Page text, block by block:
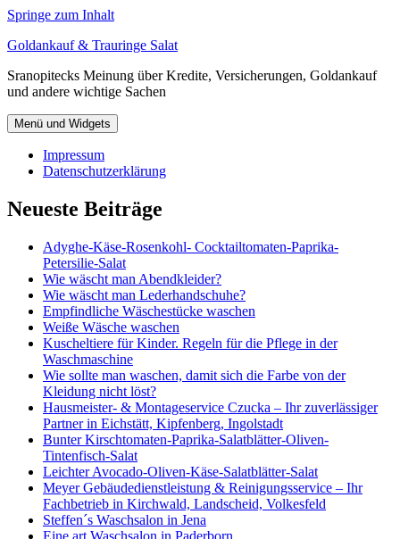
Springe zum Inhalt
Goldankauf & Trauringe Salat
Sranopitecks Meinung über Kredite, Versicherungen, Goldankauf
und andere wichtige Sachen
Menü und Widgets
Impressum
Datenschutzerklärung
Neueste Beiträge
Adyghe-Käse-Rosenkohl- Cocktailtomaten-Paprika-
Petersilie-Salat
Wie wäscht man Abendkleider?
Wie wäscht man Lederhandschuhe?
Empfindliche Wäschestücke waschen
Weiße Wäsche waschen
Kuscheltiere für Kinder. Regeln für die Pflege in der
Waschmaschine
Wie sollte man waschen, damit sich die Farbe von der
Kleidung nicht löst?
Hausmeister- & Montageservice Czucka – Ihr zuverlässiger
Partner in Eichstätt, Kipfenberg, Ingolstadt
Bunter Kirschtomaten-Paprika-Salatblätter-Oliven-
Tintenfisch-Salat
Leichter Avocado-Oliven-Käse-Salatblätter-Salat
Meyer Gebäudedienstleistung & Reinigungsservice – Ihr
Fachbetrieb in Kirchwald, Landscheid, Volkesfeld
Steffen´s Waschsalon in Jena
Eine art Waschsalon in Paderborn